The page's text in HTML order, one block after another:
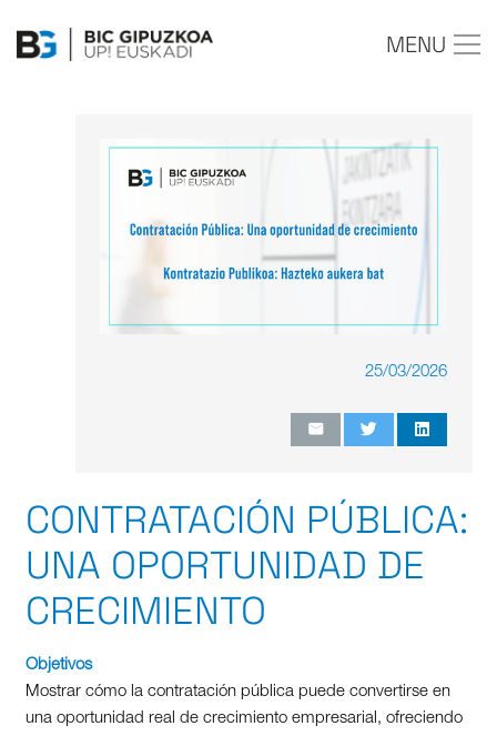
MENU
25/03/2026
CONTRATACIÓN PÚBLICA:
UNA OPORTUNIDAD DE
CRECIMIENTO
Objetivos
Mostrar cómo la contratación pública puede convertirse en
una oportunidad real de crecimiento empresarial, ofreciendo